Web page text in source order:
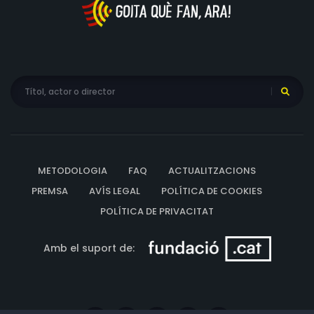
d'agradar als presentadors. I, finalment, les "Optimotes",
plens de curiositat, troben centenars de parlants arreu
Nualart, Eulàlia Lledó, Albert Rossich, Jordi Badia, Pere
Navarro, Magí Camps, Neus Nogué, Bernat Joan, Marina
Massaguer o el jove filòleg i escriptor Xavier Mas
Lildami, fins a la pianista Clara Peya o els rumberos
METODOLOGIA FAQ
ACTUALITZACIONS
PREMSA
AVÍS LEGAL
POLÍTICA DE COOKIES
POLÍTICA DE PRIVACITAT
Amb el suport de: